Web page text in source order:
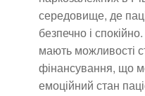
середовище, де
безпечно і
мають можливості
фінансування, що
емоційний стан